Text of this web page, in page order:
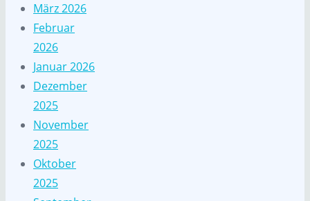
März 2026
Februar
2026
Januar 2026
Dezember
2025
November
2025
Oktober
2025